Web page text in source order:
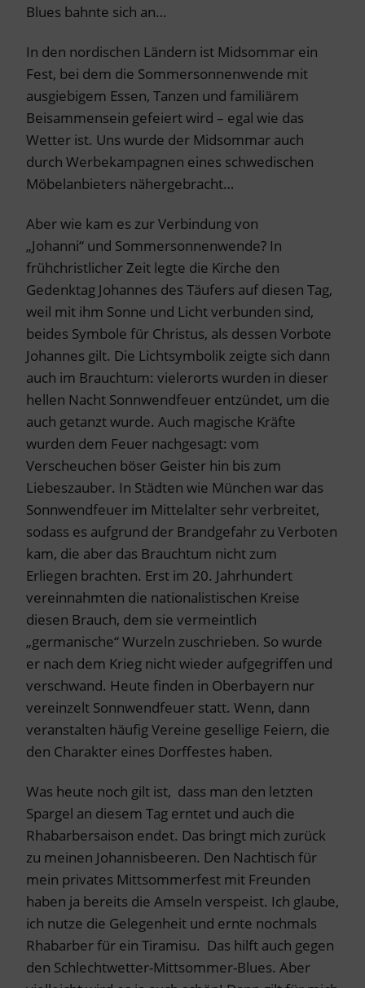
Blues bahnte sich an…
In den nordischen Ländern ist Midsommar ein
Fest, bei dem die Sommersonnenwende mit
ausgiebigem Essen, Tanzen und familiärem
Beisammensein gefeiert wird – egal wie das
Wetter ist. Uns wurde der Midsommar auch
durch Werbekampagnen eines schwedischen
Möbelanbieters nähergebracht…
Aber wie kam es zur Verbindung von
„Johanni“ und Sommersonnenwende? In
frühchristlicher Zeit legte die Kirche den
Gedenktag Johannes des Täufers auf diesen Tag,
weil mit ihm Sonne und Licht verbunden sind,
beides Symbole für Christus, als dessen Vorbote
Johannes gilt. Die Lichtsymbolik zeigte sich dann
auch im Brauchtum: vielerorts wurden in dieser
hellen Nacht Sonnwendfeuer entzündet, um die
auch getanzt wurde. Auch magische Kräfte
wurden dem Feuer nachgesagt: vom
Verscheuchen böser Geister hin bis zum
Liebeszauber. In Städten wie München war das
Sonnwendfeuer im Mittelalter sehr verbreitet,
sodass es aufgrund der Brandgefahr zu Verboten
kam, die aber das Brauchtum nicht zum
Erliegen brachten. Erst im 20. Jahrhundert
vereinnahmten die nationalistischen Kreise
diesen Brauch, dem sie vermeintlich
„germanische“ Wurzeln zuschrieben. So wurde
er nach dem Krieg nicht wieder aufgegriffen und
verschwand. Heute finden in Oberbayern nur
vereinzelt Sonnwendfeuer statt. Wenn, dann
veranstalten häufig Vereine gesellige Feiern, die
den Charakter eines Dorffestes haben.
Was heute noch gilt ist, dass man den letzten
Spargel an diesem Tag erntet und auch die
Rhabarbersaison endet. Das bringt mich zurück
zu meinen Johannisbeeren. Den Nachtisch für
mein privates Mittsommerfest mit Freunden
haben ja bereits die Amseln verspeist. Ich glaube,
ich nutze die Gelegenheit und ernte nochmals
Rhabarber für ein Tiramisu. Das hilft auch gegen
den Schlechtwetter-Mittsommer-Blues. Aber